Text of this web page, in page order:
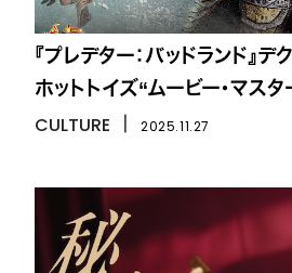
『プレデター：バッドランド』デ
ホットトイズ“ムービー・マス
CULTURE 2025.11.27